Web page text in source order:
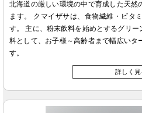
北海道の厳しい環境の中で育成した天然
ます。 クマイザサは、食物繊維・ビタ
す。 主に、粉末飲料を始めとするグリ
料として、お子様～高齢者まで幅広いタ
す。
詳しく見